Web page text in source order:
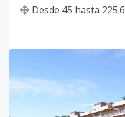
Desde 45 hasta 225.6